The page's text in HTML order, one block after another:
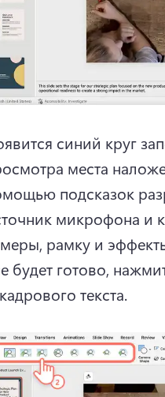
синий круг
места
подсказок
микрофона и
рамку и
будет готово,
текста.